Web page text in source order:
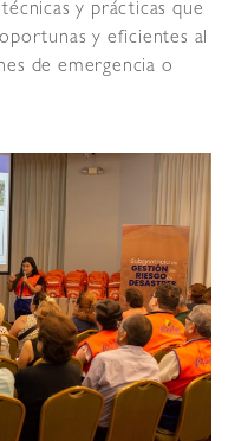
y prácticas que
y eficientes al
de emergencia o